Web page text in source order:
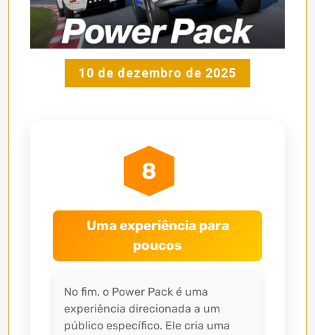
10 de dezembro de 2025
8
Uma experiência para
poucos
No fim, o Power Pack é uma
experiência direcionada a um
público específico. Ele cria uma